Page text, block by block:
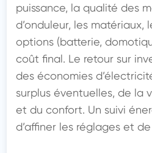
puissance, la qualité des
d’onduleur, les matériaux,
options (batterie,
coût final. Le retour sur
des économies
surplus éventuelles, de la
et du confort. Un suivi
d’affiner les réglages et